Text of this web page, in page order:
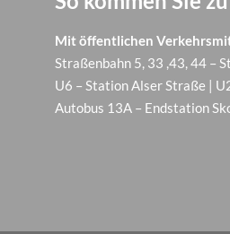
Mit öffentlichen
Straßenbahn 5, 33 ,43, 44 –
U6 – Station Alser Straße |
Autobus 13A – Endstation